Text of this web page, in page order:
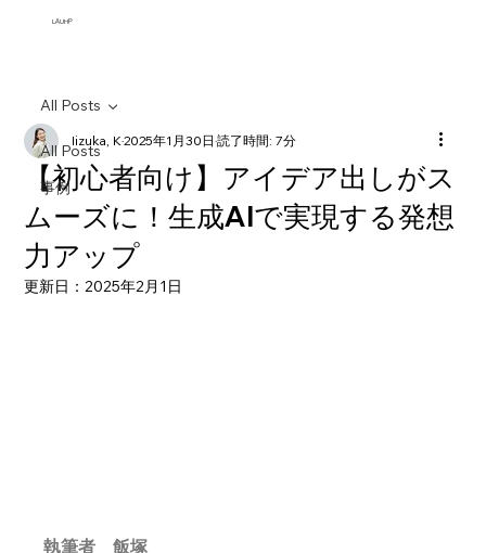
​LAUHP
All Posts
事例
All Posts
【初心者向け】アイデア出しがス
ムーズに！生成AIで実現する発想
力アップ
Iizuka, K2025年1月30日読了時間: 7分
更新日：2025年2月1日
執筆者　飯塚